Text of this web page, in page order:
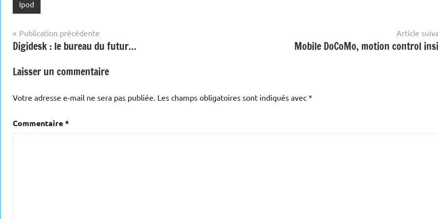
Ipod
Navigation
de
l’article
Publication précédente
Digidesk : le bureau du futur…
Article
Mobile DoCoMo, motion control
Laisser un commentaire
Votre adresse e-mail ne sera pas publiée. Les champs obligatoires sont indiqués avec *
Commentaire*